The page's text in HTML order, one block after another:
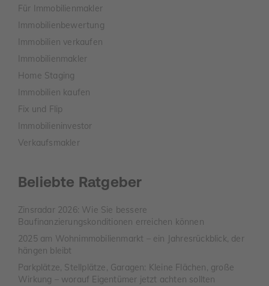
Für Immobilienmakler
Immobilienbewertung
Immobilien verkaufen
Immobilienmakler
Home Staging
Immobilien kaufen
Fix und Flip
Immobilieninvestor
Verkaufsmakler
Beliebte Ratgeber
Zinsradar 2026: Wie Sie bessere
Baufinanzierungskonditionen erreichen können
2025 am Wohnimmobilienmarkt – ein Jahresrückblick, der
hängen bleibt
Parkplätze, Stellplätze, Garagen: Kleine Flächen, große
Wirkung – worauf Eigentümer jetzt achten sollten